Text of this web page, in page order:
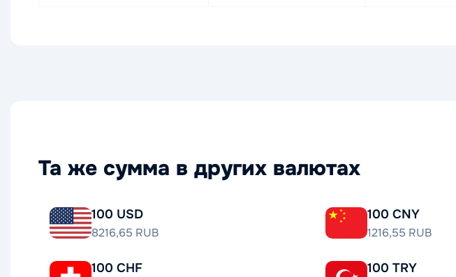
Та же сумма в других валютах
100 USD
8216,65 RUB
100 CNY
1216,55 RUB
100 CHF 100 TRY